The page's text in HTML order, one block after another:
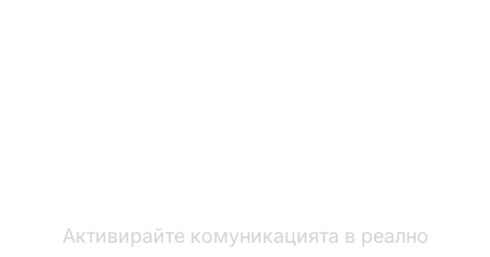
Активирайте комуникацията в реално